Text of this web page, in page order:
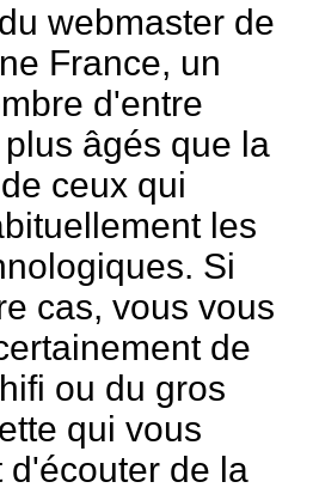
webmaster de
France, un
d'entre
âgés que la
ceux qui
les
Si
cas, vous vous
de
ou du gros
qui vous
d'écouter de la